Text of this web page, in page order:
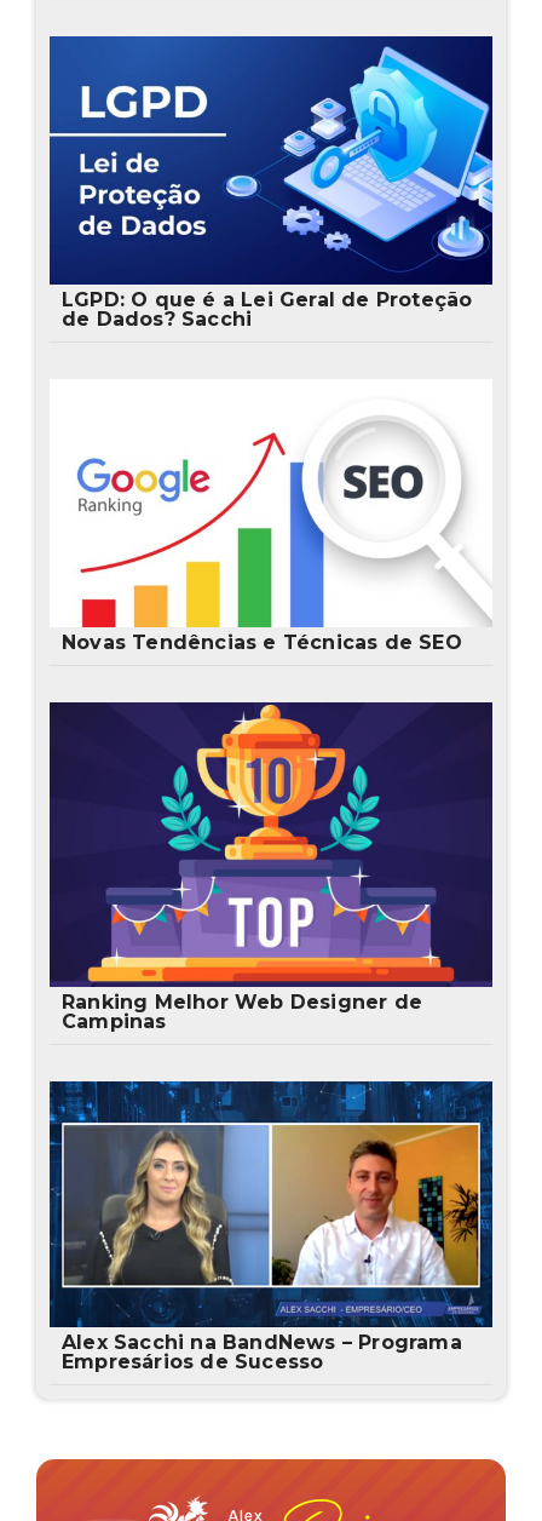
LGPD: O que é a Lei Geral de Proteção
de Dados? Sacchi
Novas Tendências e Técnicas de SEO
Ranking Melhor Web Designer de
Campinas
Alex Sacchi na BandNews – Programa
Empresários de Sucesso